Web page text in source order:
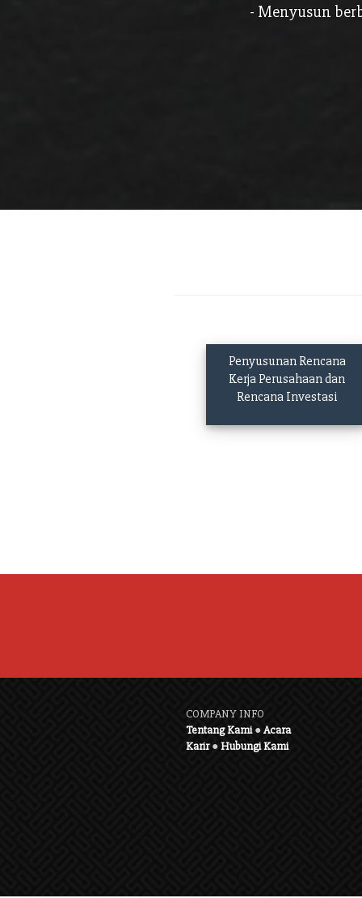
- Menyusun
Penyusunan Rencana
Kerja Perusahaan dan
Rencana Investasi
COMPANY INFO
Tentang Kami●Acara
Karir●Hubungi Kami